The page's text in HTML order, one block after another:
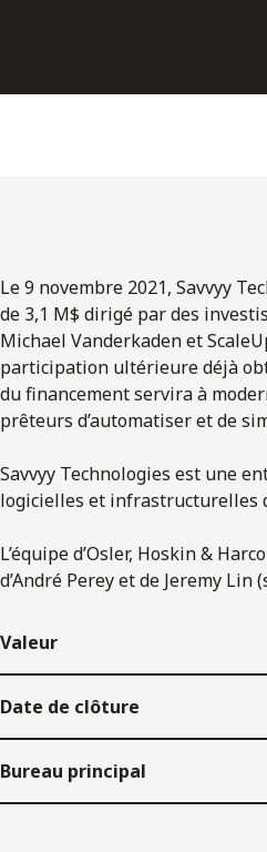
Le 9 novembre 2021, Savvyy
de 3,1 M$ dirigé par des
Michael Vanderkaden et
participation ultérieure déjà
du financement servira à
prêteurs d’automatiser et de
Savvyy Technologies est une
logicielles et infrastructurelles
L’équipe d’Osler, Hoskin &
d’André Perey et de Jeremy
Valeur
Date de clôture
Bureau principal